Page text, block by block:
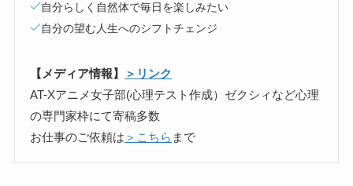
自分らしく自然体で毎日を楽しみたい
自分の望む人生へのシフトチェンジ
【メディア情報】
＞リンク
AT-Xアニメ女子部(心理テスト作成）ゼクシィなど心理
の専門家枠にて寄稿多数
お仕事のご依頼は ＞こちら まで